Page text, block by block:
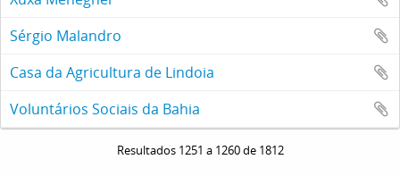
Sérgio Malandro
Casa da Agricultura de Lindoia
Voluntários Sociais da Bahia
Resultados 1251 a 1260 de 1812